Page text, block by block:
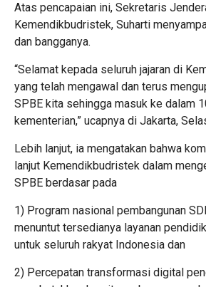
Atas pencapaian ini, Sekretaris
Kemendikbudristek, Suharti
dan bangganya.
“Selamat kepada seluruh jajaran di
yang telah mengawal dan terus
SPBE kita sehingga masuk ke dalam
kementerian,” ucapnya di Jakarta,
Lebih lanjut, ia mengatakan bahwa
lanjut Kemendikbudristek dalam
SPBE berdasar pada
1) Program nasional pembangunan
menuntut tersedianya layanan
untuk seluruh rakyat Indonesia dan
2) Percepatan transformasi digital